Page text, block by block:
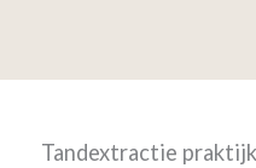
Tandextractie